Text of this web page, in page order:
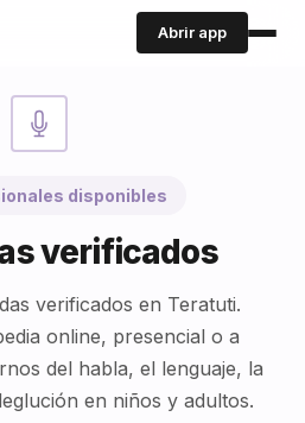
Abrir app
disponibles
verificados
verificados en Teratuti.
online, presencial o a
del habla, el lenguaje, la
en niños y adultos.